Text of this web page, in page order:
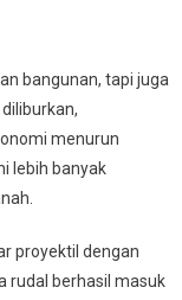
bangunan, tapi juga
menurun
lebih banyak
proyektil dengan
rudal berhasil masuk